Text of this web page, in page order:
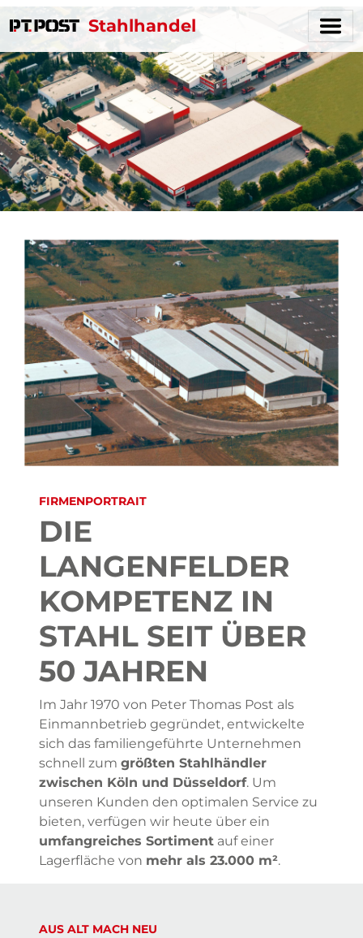
Stahlhandel
FIRMENPORTRAIT
DIE
LANGENFELDER
KOMPETENZ IN
STAHL SEIT ÜBER
50 JAHREN
Im Jahr 1970 von Peter Thomas Post als
Einmannbetrieb gegründet, entwickelte
sich das familiengeführte Unternehmen
schnell zum größten Stahlhändler
zwischen Köln und Düsseldorf. Um
unseren Kunden den optimalen Service zu
bieten, verfügen wir heute über ein
umfangreiches Sortiment auf einer
Lagerfläche von mehr als 23.000 m².
AUS ALT MACH NEU